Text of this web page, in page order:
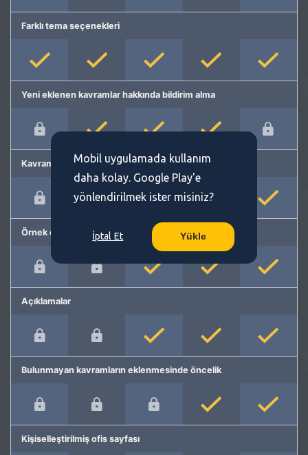
Farklı tema seçenekleri
Yeni eklenen kavramlar hakkında bildirim alma
Kavram önerme
Örnek cümleler
Açıklamalar
Bulunmayan kavramların eklenmesinde öncelik
Kişiselleştirilmiş ofis sayfası
Mobil uygulamada kullanım
daha kolay. Google Play'e
yönlendirilmek ister misiniz?
İptal Et Yükle